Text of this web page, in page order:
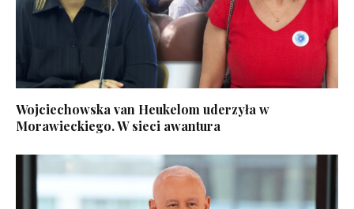
Wojciechowska van Heukelom uderzyła w
Morawieckiego. W sieci awantura